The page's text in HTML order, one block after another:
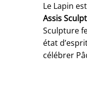
Le Lapin
Assis
Sculpture
état
célébrer